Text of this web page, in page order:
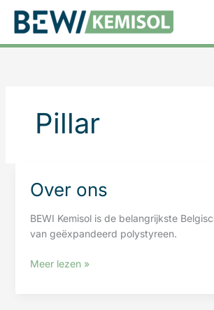
naar
Pillar
Over ons
BEWI Kemisol is de belangrijkste
van geëxpandeerd polystyreen.
Over
Meer lezen »